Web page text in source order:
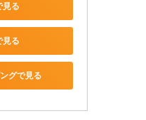
る
見る
グで見る